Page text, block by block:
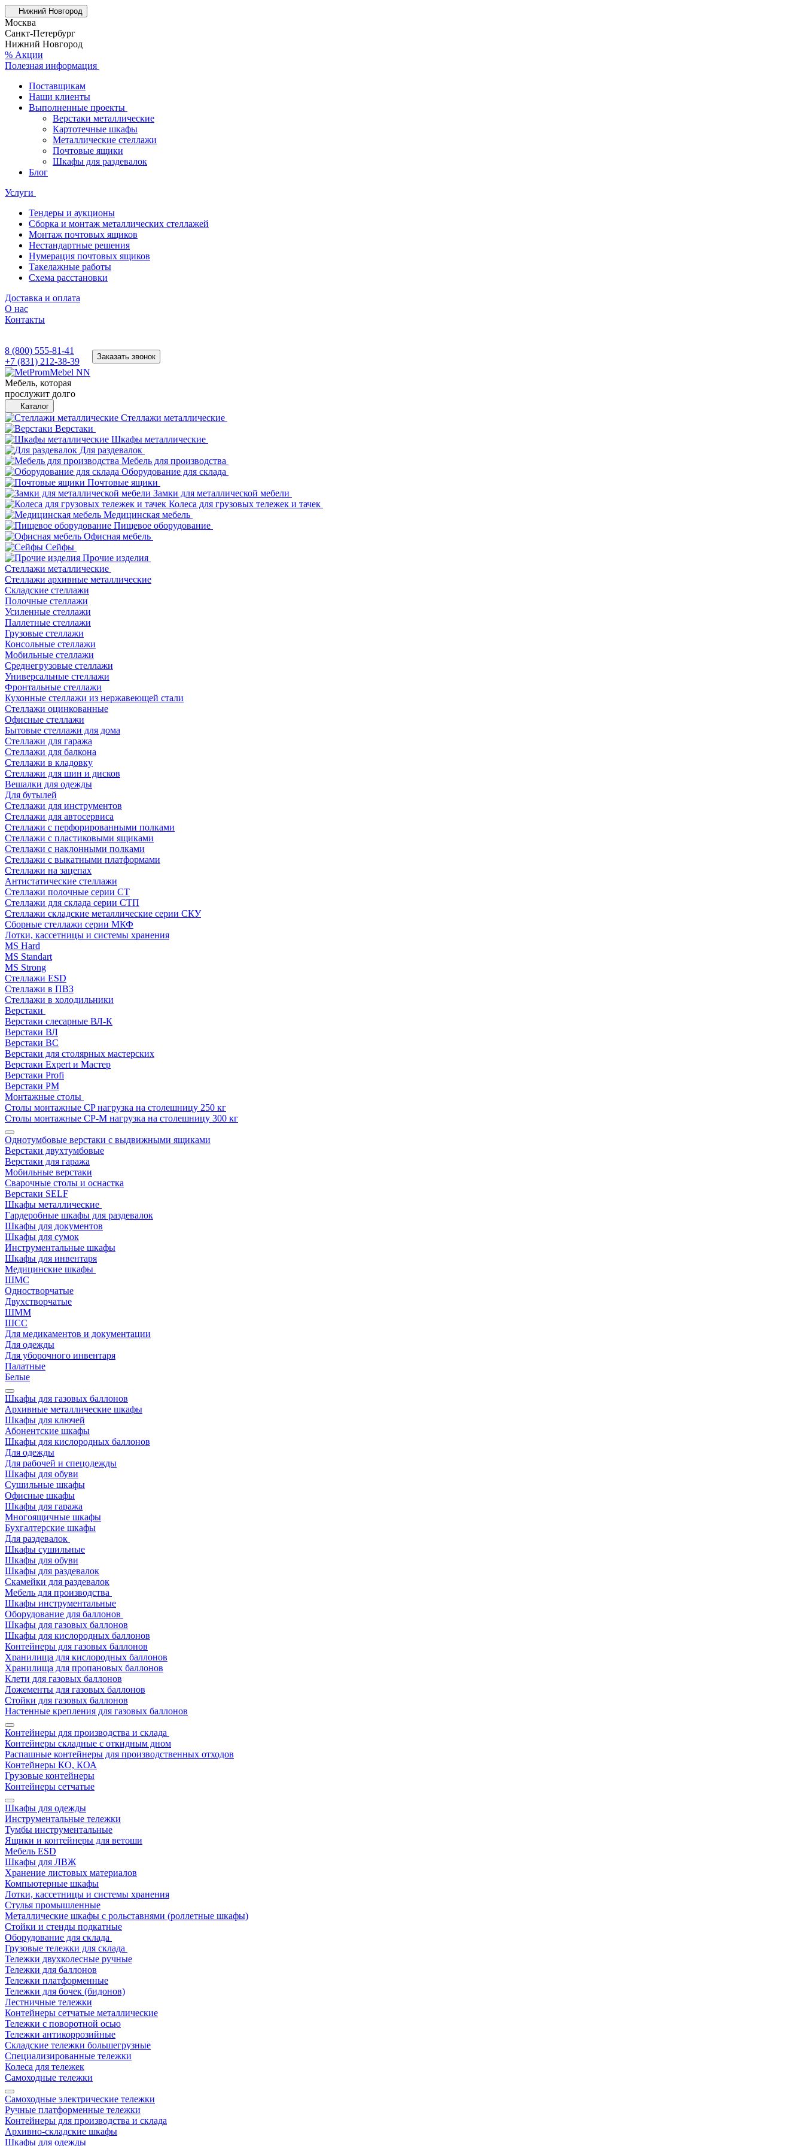
Нижний Новгород
Москва
Санкт-Петербург
Нижний Новгород
% Акции
Полезная информация
Поставщикам
Наши клиенты
Выполненные проекты
Верстаки металлические
Картотечные шкафы
Металлические стеллажи
Почтовые ящики
Шкафы для раздевалок
Блог
Услуги
Тендеры и аукционы
Сборка и монтаж металлических стеллажей
Монтаж почтовых ящиков
Нестандартные решения
Нумерация почтовых ящиков
Такелажные работы
Схема расстановки
Доставка и оплата
О нас
Контакты
8 (800) 555-81-41
+7 (831) 212-38-39
Заказать звонок
Мебель, которая
прослужит долго
Каталог
Стеллажи металлические
Верстаки
Шкафы металлические
Для раздевалок
Мебель для производства
Оборудование для склада
Почтовые ящики
Замки для металлической мебели
Колеса для грузовых тележек и тачек
Медицинская мебель
Пищевое оборудование
Офисная мебель
Сейфы
Прочие изделия
Стеллажи металлические
Cтеллажи архивные металлические
Складские стеллажи
Полочные стеллажи
Усиленные стеллажи
Паллетные стеллажи
Грузовые стеллажи
Консольные стеллажи
Мобильные стеллажи
Среднегрузовые стеллажи
Универсальные стеллажи
Фронтальные стеллажи
Кухонные стеллажи из нержавеющей стали
Стеллажи оцинкованные
Офисные стеллажи
Бытовые стеллажи для дома
Стеллажи для гаража
Стеллажи для балкона
Стеллажи в кладовку
Стеллажи для шин и дисков
Вешалки для одежды
Для бутылей
Стеллажи для инструментов
Стеллажи для автосервиса
Стеллажи с перфорированными полками
Стеллажи с пластиковыми ящиками
Стеллажи с наклонными полками
Стеллажи с выкатными платформами
Стеллажи на зацепах
Антистатические стеллажи
Стеллажи полочные серии СТ
Стеллажи для склада серии СТП
Стеллажи складские металлические серии СКУ
Сборные стеллажи серии МКФ
Лотки, кассетницы и системы хранения
MS Hard
MS Standart
MS Strong
Стеллажи ESD
Стеллажи в ПВЗ
Стеллажи в холодильники
Верстаки
Верстаки слесарные ВЛ-К
Верстаки ВЛ
Верстаки ВС
Верстаки для столярных мастерских
Верстаки Expert и Мастер
Верстаки Profi
Верстаки РМ
Монтажные столы
Столы монтажные СP нагрузка на столешницу 250 кг
Столы монтажные СР-М нагрузка на столешницу 300 кг
Однотумбовые верстаки с выдвижными ящиками
Верстаки двухтумбовые
Верстаки для гаража
Мобильные верстаки
Сварочные столы и оснастка
Верстаки SELF
Шкафы металлические
Гардеробные шкафы для раздевалок
Шкафы для документов
Шкафы для сумок
Инструментальные шкафы
Шкафы для инвентаря
Медицинские шкафы
ШМС
Одностворчатые
Двухстворчатые
ШММ
ШСС
Для медикаментов и документации
Для одежды
Для уборочного инвентаря
Палатные
Белые
Шкафы для газовых баллонов
Архивные металлические шкафы
Шкафы для ключей
Абонентские шкафы
Шкафы для кислородных баллонов
Для одежды
Для рабочей и спецодежды
Шкафы для обуви
Сушильные шкафы
Офисные шкафы
Шкафы для гаража
Многоящичные шкафы
Бухгалтерские шкафы
Для раздевалок
Шкафы сушильные
Шкафы для обуви
Шкафы для раздевалок
Скамейки для раздевалок
Мебель для производства
Шкафы инструментальные
Оборудование для баллонов
Шкафы для газовых баллонов
Шкафы для кислородных баллонов
Контейнеры для газовых баллонов
Хранилища для кислородных баллонов
Хранилища для пропановых баллонов
Клети для газовых баллонов
Ложементы для газовых баллонов
Стойки для газовых баллонов
Настенные крепления для газовых баллонов
Контейнеры для производства и склада
Контейнеры складные с откидным дном
Распашные контейнеры для производственных отходов
Контейнеры КО, КОА
Грузовые контейнеры
Контейнеры сетчатые
Шкафы для одежды
Инструментальные тележки
Тумбы инструментальные
Ящики и контейнеры для ветоши
Мебель ESD
Шкафы для ЛВЖ
Хранение листовых материалов
Компьютерные шкафы
Лотки, кассетницы и системы хранения
Стулья промышленные
Металлические шкафы с рольставнями (роллетные шкафы)
Стойки и стенды подкатные
Оборудование для склада
Грузовые тележки для склада
Тележки двухколесные ручные
Тележки для баллонов
Тележки платформенные
Тележки для бочек (бидонов)
Лестничные тележки
Контейнеры сетчатые металлические
Тележки с поворотной осью
Тележки антикоррозийные
Складские тележки большегрузные
Специализированные тележки
Колеса для тележек
Самоходные тележки
Самоходные электрические тележки
Ручные платформенные тележки
Контейнеры для производства и склада
Архивно-складские шкафы
Шкафы для одежды